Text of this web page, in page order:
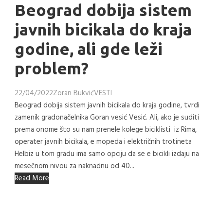
Beograd dobija sistem
javnih bicikala do kraja
godine, ali gde leži
problem?
22/04/2022Zoran BukvićVESTI
Beograd dobija sistem javnih bicikala do kraja godine, tvrdi
zamenik gradonačelnika Goran vesić Vesić. Ali, ako je suditi
prema onome što su nam prenele kolege biciklisti iz Rima,
operater javnih bicikala, e mopeda i električnih trotineta
Helbiz u tom gradu ima samo opciju da se e bicikli izdaju na
mesečnom nivou za naknadnu od 40...
Read More